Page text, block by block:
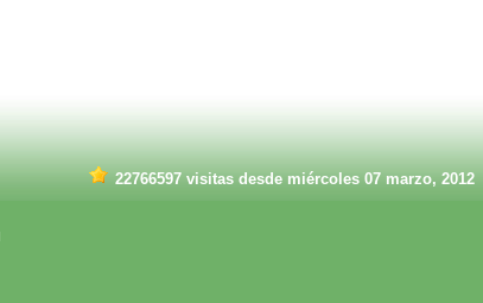
22766597 visitas desde miércoles 07 marzo, 2012